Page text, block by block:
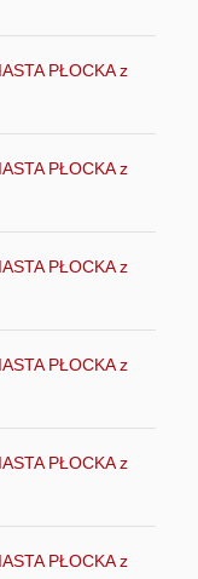
PŁOCKA z
PŁOCKA z
PŁOCKA z
PŁOCKA z
PŁOCKA z
PŁOCKA z